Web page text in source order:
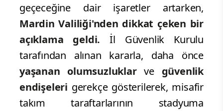
geçeceğine dair işaretler artarken,
Mardin Valiliği'nden dikkat çeken bir
açıklama geldi. İl Güvenlik Kurulu
tarafından alınan kararla, daha önce
yaşanan olumsuzluklarve güvenlik
endişeleri gerekçe gösterilerek, misafir
takım taraftarlarının stadyuma